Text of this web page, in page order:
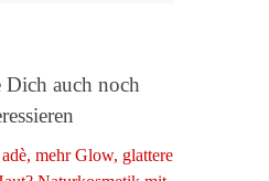
Dich auch noch